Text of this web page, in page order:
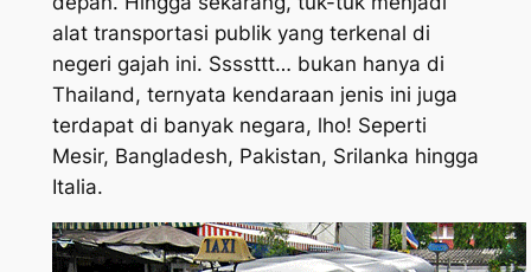
alat transportasi publik yang terkenal di
negeri gajah ini. Ssssttt… bukan hanya di
Thailand, ternyata kendaraan jenis ini juga
terdapat di banyak negara, lho! Seperti
Mesir, Bangladesh, Pakistan, Srilanka hingga
Italia.